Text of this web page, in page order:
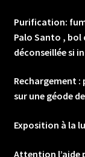
Purification:
Palo Santo ,
déconseillée si
Rechargement :
sur une géode
Exposition à la
Attention l’aide